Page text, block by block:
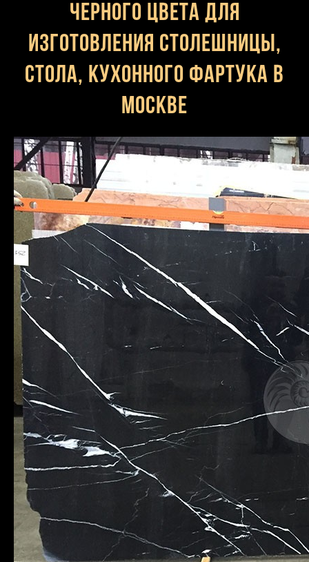
черного цвета для
изготовления столешницы,
стола, кухонного фартука в
Москве